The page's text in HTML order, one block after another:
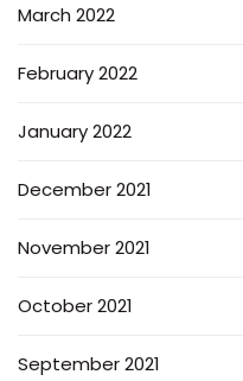
March 2022
February 2022
January 2022
December 2021
November 2021
October 2021
September 2021